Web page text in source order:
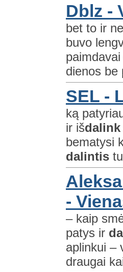
Dblz -
bet to ir
buvo
dienos be
SEL -
ką
ir išdalink
bematysi
dalintis
-
– kaip
patys ir
aplinkui –
draugai